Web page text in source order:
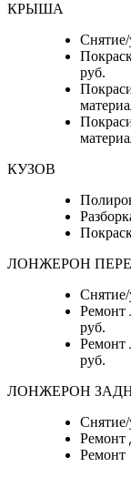
КРЫША
Снятие/
руб.
КУЗОВ
ЛОНЖЕРОН
Снятие/
Ремонт
руб.
Ремонт
руб.
ЛОНЖЕРОН
Снятие/
Ремонт
Ремонт